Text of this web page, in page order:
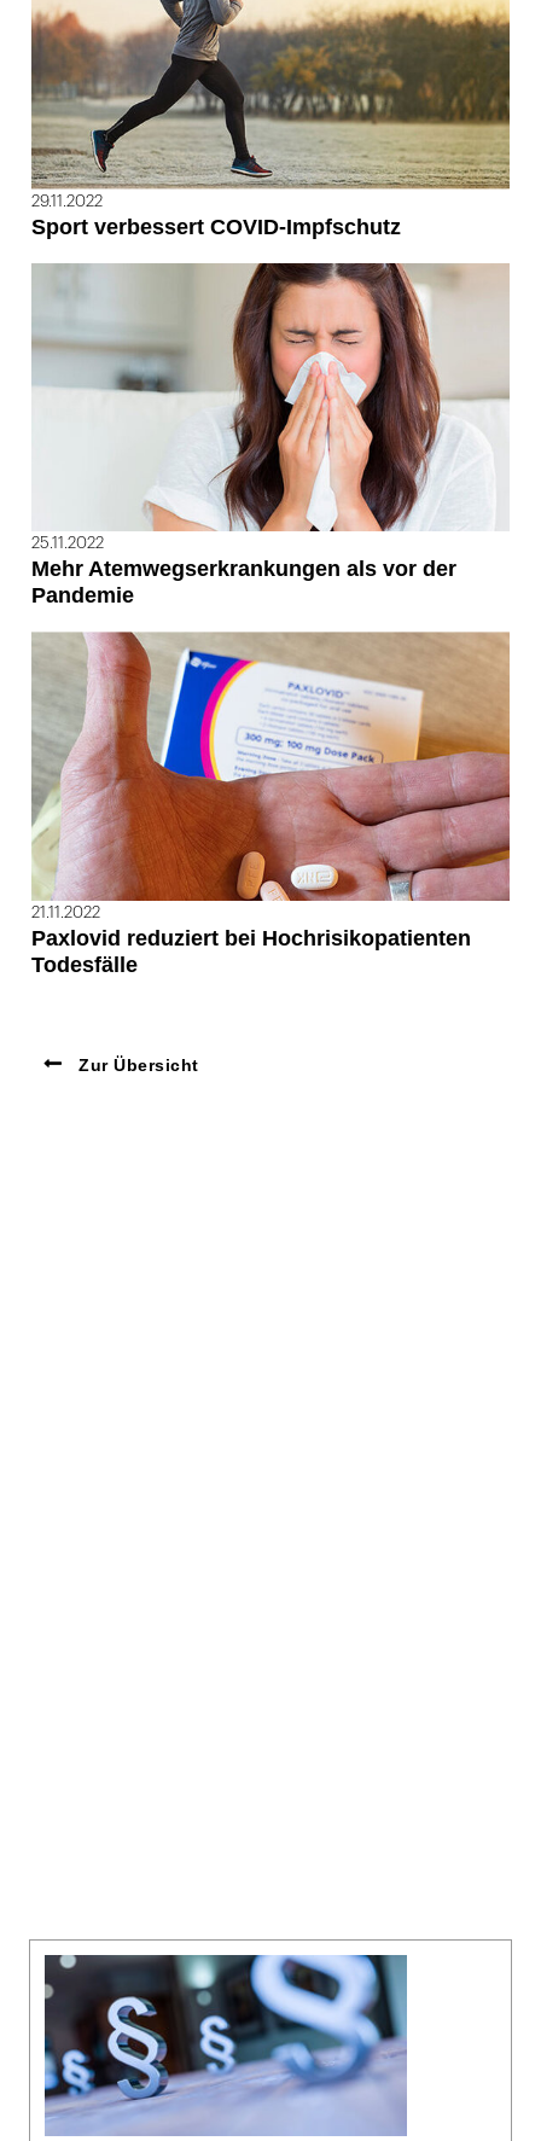
29.11.2022
Sport verbessert COVID-Impfschutz
25.11.2022
Mehr Atemwegserkrankungen als vor der
Pandemie
21.11.2022
Paxlovid reduziert bei Hochrisikopatienten
Todesfälle
Zur Übersicht